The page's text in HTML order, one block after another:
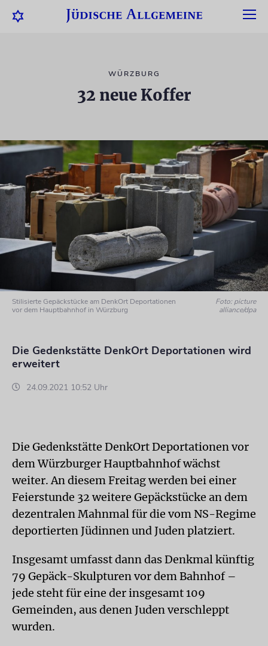
WÜRZBURG
32 neue Koffer
Stilisierte Gepäckstücke am DenkOrt Deportationen
vor dem Hauptbahnhof in Würzburg
Foto: picture
alliance/dpa
Die Gedenkstätte DenkOrt Deportationen wird
erweitert
24.09.2021 10:52 Uhr
Die Gedenkstätte DenkOrt Deportationen vor
dem Würzburger Hauptbahnhof wächst
weiter. An diesem Freitag werden bei einer
Feierstunde 32 weitere Gepäckstücke an dem
dezentralen Mahnmal für die vom NS-Regime
deportierten Jüdinnen und Juden platziert.
Insgesamt umfasst dann das Denkmal künftig
79 Gepäck-Skulpturen vor dem Bahnhof –
jede steht für eine der insgesamt 109
Gemeinden, aus denen Juden verschleppt
wurden.​